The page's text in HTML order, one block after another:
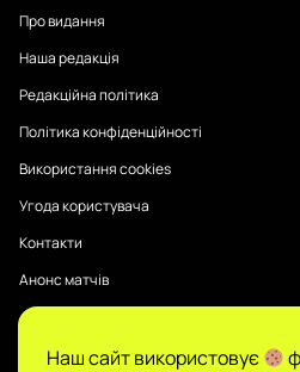
Про видання
Наша редакція
Редакційна політика
Політика конфіденційності
Використання cookies
Угода користувача
Контакти
Анонс матчів
Публікації на Sports Radar
Наш сайт використовує